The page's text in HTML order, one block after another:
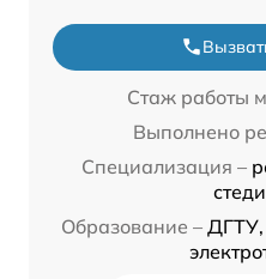
Стаж работы
Выполнено
Специализация –
Образование – ДГТУ,